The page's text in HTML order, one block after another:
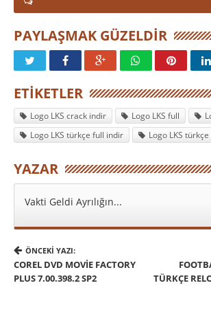
PAYLAŞMAK GÜZELDIR
ETIKETLER
Logo LKS crack indir Logo LKS full
Logo LKS türkçe full indir
Logo LKS
YAZAR
Vakti Geldi Ayrılığın...
ÖNCEKI YAZI:
COREL DVD MOVIE FACTORY
PLUS 7.00.398.2 SP2
TÜRKÇE